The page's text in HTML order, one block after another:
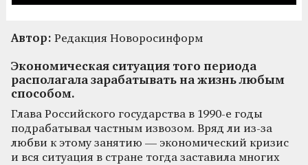
Автор: Редакция Новоросинформ
Экономическая ситуация того периода
располагала зарабатывать на жизнь любым
способом.
Глава Российского государства в 1990-е годы
подрабатывал частным извозом. Вряд ли из-за
любви к этому занятию — экономический кризис
и вся ситуация в стране тогда заставила многих